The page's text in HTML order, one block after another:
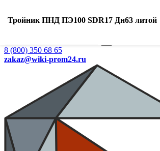
Екатеринбург
8 (800) 350 68 65
zakaz@wiki-prom24.ru
Тройник ПНД ПЭ100 SDR17 Дн63 литой